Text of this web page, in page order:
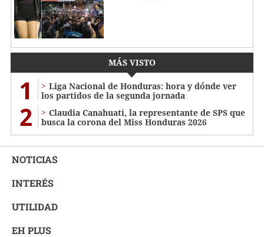
MÁS VISTO
1
Liga Nacional de Honduras: hora y dónde ver
los partidos de la segunda jornada
2
Claudia Canahuati, la representante de SPS que
busca la corona del Miss Honduras 2026
NOTICIAS
INTERÉS
UTILIDAD
EH PLUS